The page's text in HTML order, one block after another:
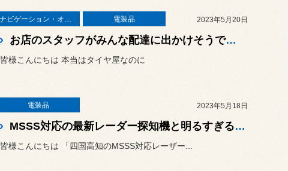
ナビゲーション・オーディオ 電装品 2023年5月20日
お店のスタッフがみんな配達に出かけそうで心配です！スズキ エブリイバン（DA64V）に“快適3点セット”の取り付け！
皆様こんにちは 本当はタイヤ屋なのに
電装品 2023年5月18日
MSSS対応の最新レーダー探知機と明るすぎるLEDウインカーでより安全な走行が可能になりますよ！スバル フォレスターに「ユピテル レーザー&レーダー探知機 Z1100」&「BELLOF シリウスEVO ウインカーLED」の取り付け！
皆様こんにちは 「四国高知のMSSS対応レーザー...